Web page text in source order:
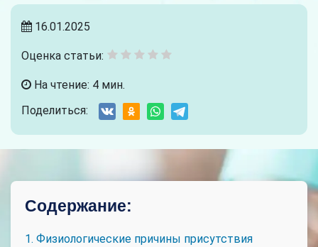
16.01.2025
Оценка статьи:
На чтение: 4 мин.
Поделиться:
Содержание:
1. Физиологические причины присутствия